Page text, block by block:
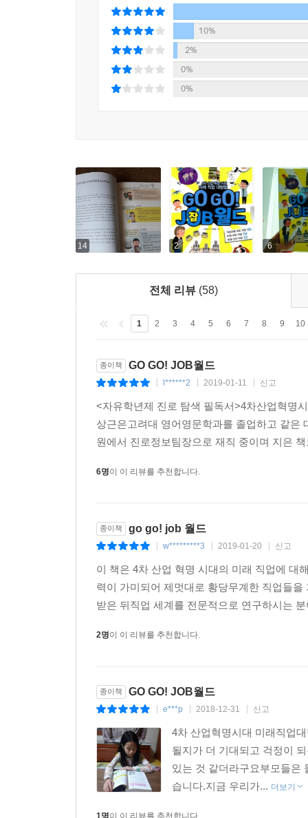
월드, 공감과 소통으로 보건 의료와 복지 안전
소개한다.
● 미래 유망 직업인 인터뷰 & 미래 학자가 예측하
대표 직업과 유망 직업 소개에서 그치는 게 아니
시장에서 활약하는 기업가 등 미래에는 다양한 기
기획총괄팀 사무관)
UX 디자인은 사물 인터넷 기기를 연동하여 편리
형태의 디자인을 다룹니다. 기존의 틀을 깨는 혁
사건의 진실을 밝힐 때 공권력이 미치지 못하는
이밖에도 미래 학자들이 예측하는 미래 생활
디자이너 등 이름만 들어도 생소하고 호기심이 발
▲ 미래 생활상과 직업 세계의 지각 변동, 미래가
▲ 미래 직업의 세계를 컴퓨터 월드, 크리티컬 월
유망 직업, 미래 이색 직업을 다양하게 소개한다.
▲ 실제 직업 종사자들의 생생한 인터뷰를 담아 어
10%
2%
0%
0%
14 2 6
전체 리뷰 (58)
1 2 3 4 5 6 7 8 9 10
종이책 GO GO! JOB월드
l******2 2019-01-11 신고
<자유학년제 진로 탐색 필독서>4차산업혁명
상근은고려대 영어영문학과를 졸업하고 같은
원에서 진로정보팀장으로 재직 중이며 지은
6명이 이 리뷰를 추천합니다.
종이책 go go! job 월드
w*********3 2019-01-20 신고
이 책은 4차 산업 혁명 시대의 미래 직업에 대
력이 가미되어 제멋대로 황당무계한 직업들
받은 뒤직업 세계를 전문적으로 연구하시는
2명이 이 리뷰를 추천합니다.
종이책 GO GO! JOB월드
e***p 2018-12-31 신고
4차 산업혁명시대 미래직업
될지가 더 기대되고 걱정이
있는 것 같더라구요부모들은
습니다.지금 우리가... 더보기
1명이 이 리뷰를 추천합니다.